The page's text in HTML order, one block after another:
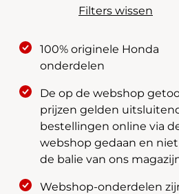
Filters wissen
100% originele Honda
onderdelen
De op de webshop
prijzen gelden
bestellingen online via
webshop gedaan en niet
de balie van ons
Webshop-onderdelen